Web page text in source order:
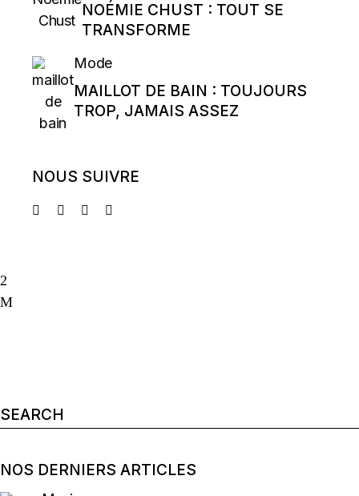
NOÉMIE CHUST : TOUT SE
TRANSFORME
Mode
MAILLOT DE BAIN : TOUJOURS
TROP, JAMAIS ASSEZ
NOUS SUIVRE
Search
for:
NOS DERNIERS ARTICLES